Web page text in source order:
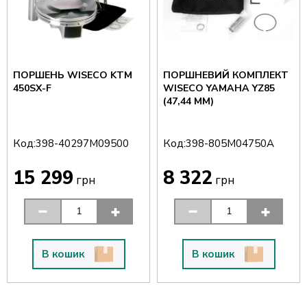
ПОРШЕНЬ WISECO KTM
450SX-F
Код:398-40297M09500
15 299 грн
В кошик
ПОРШНЕВИЙ КОМПЛЕКТ
WISECO YAMAHA YZ85
(47,44 ММ)
Код:398-805M04750A
8 322 грн
В кошик